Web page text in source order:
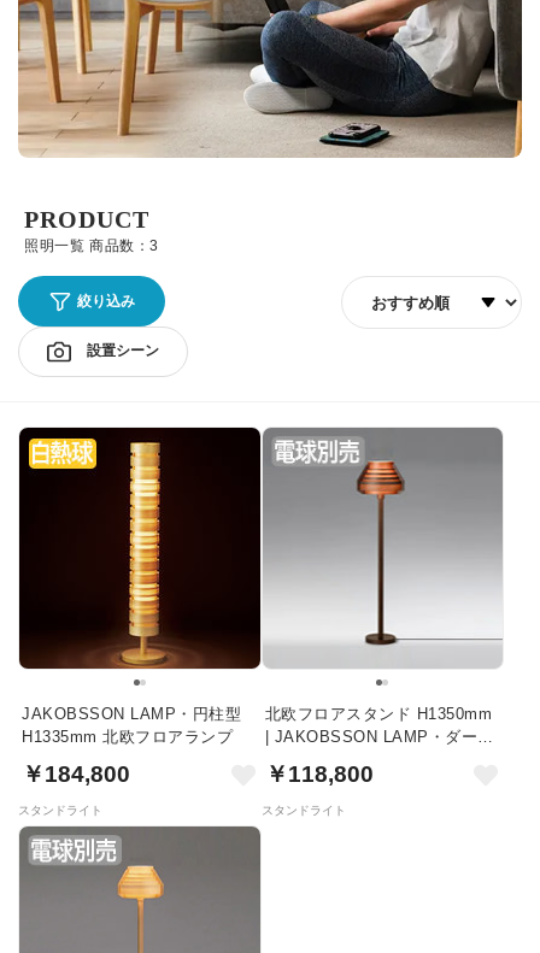
照明一覧 商品数：3
PRODUCT
絞り込み
設置シーン
並び順
JAKOBSSON LAMP・円柱型
H1335mm 北欧フロアランプ
￥184,800
スタンドライト
北欧フロアスタンド H1350mm
| JAKOBSSON LAMP・ダーク
￥118,800
スタンドライト